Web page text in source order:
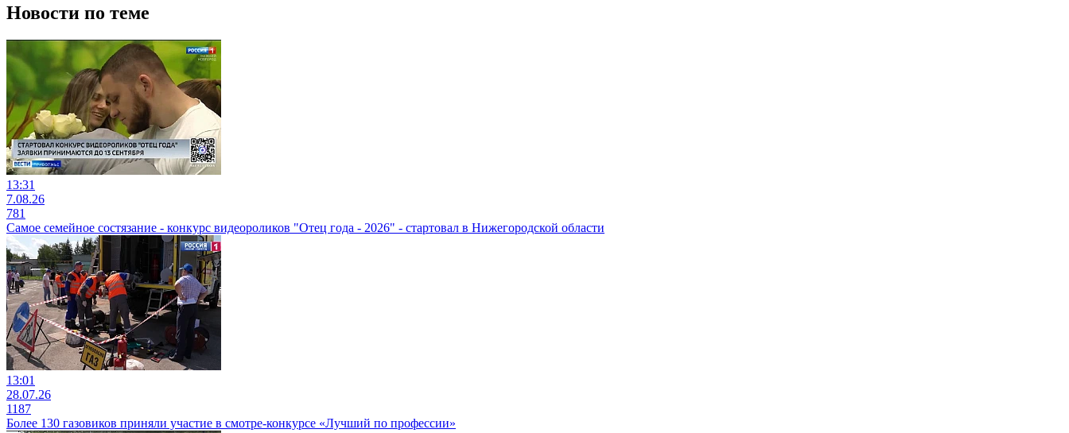
Новости по теме
13:31
7.08.26
781
Самое семейное состязание - конкурс видеороликов "Отец года - 2026" - стартовал в Нижегородской области
13:01
28.07.26
1187
Более 130 газовиков приняли участие в смотре-конкурсе «Лучший по профессии»